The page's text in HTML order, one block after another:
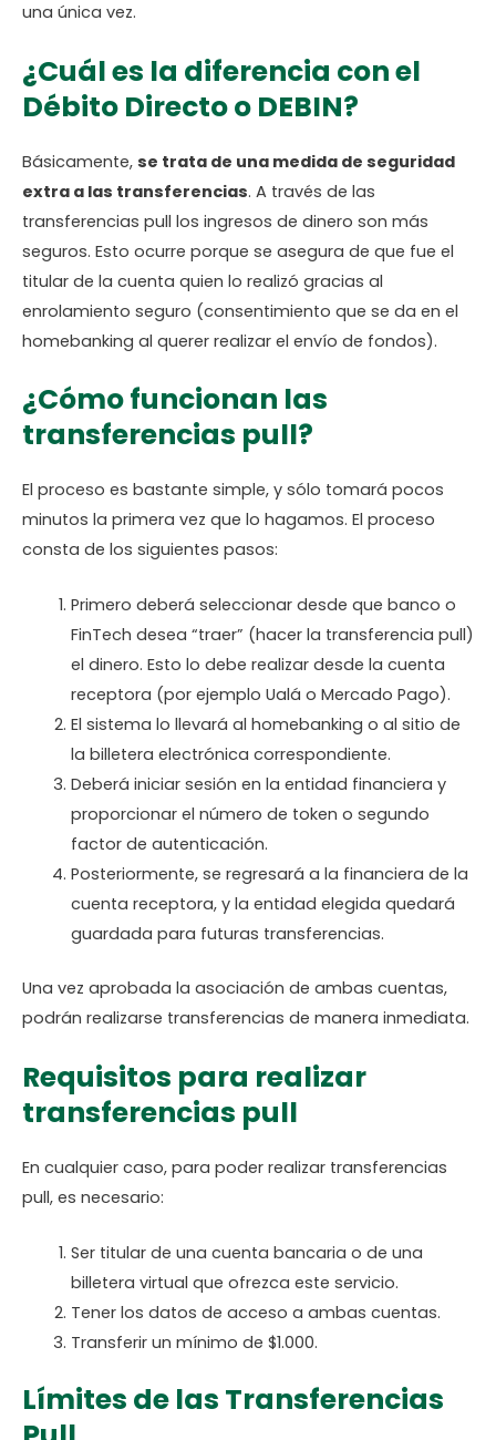
una única vez.
¿Cuál es la diferencia con el
Débito Directo o DEBIN?
Básicamente, se trata de una medida de seguridad
extra a las transferencias. A través de las
transferencias pull los ingresos de dinero son más
seguros. Esto ocurre porque se asegura de que fue el
titular de la cuenta quien lo realizó gracias al
enrolamiento seguro (consentimiento que se da en el
homebanking al querer realizar el envío de fondos).
¿Cómo funcionan las
transferencias pull?
El proceso es bastante simple, y sólo tomará pocos
minutos la primera vez que lo hagamos. El proceso
consta de los siguientes pasos:
Primero deberá seleccionar desde que banco o
FinTech desea “traer” (hacer la transferencia pull)
el dinero. Esto lo debe realizar desde la cuenta
receptora (por ejemplo Ualá o Mercado Pago).
El sistema lo llevará al homebanking o al sitio de
la billetera electrónica correspondiente.
Deberá iniciar sesión en la entidad financiera y
proporcionar el número de token o segundo
factor de autenticación.
Posteriormente, se regresará a la financiera de la
cuenta receptora, y la entidad elegida quedará
guardada para futuras transferencias.
Una vez aprobada la asociación de ambas cuentas,
podrán realizarse transferencias de manera inmediata.
Requisitos para realizar
transferencias pull
En cualquier caso, para poder realizar transferencias
pull, es necesario:
Ser titular de una cuenta bancaria o de una
billetera virtual que ofrezca este servicio.
Tener los datos de acceso a ambas cuentas.
Transferir un mínimo de $1.000.
Límites de las Transferencias